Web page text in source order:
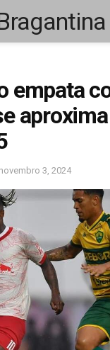
empata
novembro 3, 2024